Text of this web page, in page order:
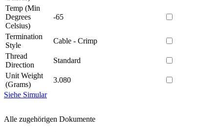
Temp (Min
Degrees
Celsius)
-65
Termination
Style
Cable - Crimp
Thread
Direction
Standard
Unit Weight
(Grams)
3.080
Siehe Simular
Alle zugehörigen Dokumente